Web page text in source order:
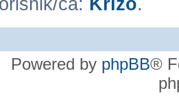
ca: Krizo.
Powered by phpBB®